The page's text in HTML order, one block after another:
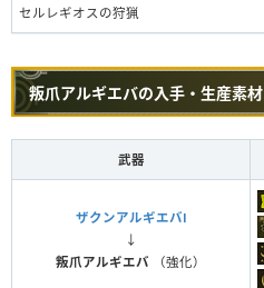
セルレギオスの狩猟
叛爪アルギエバの入手・生産素材
武器
ザクンアルギエバⅠ
↓
叛爪アルギエバ （強化）